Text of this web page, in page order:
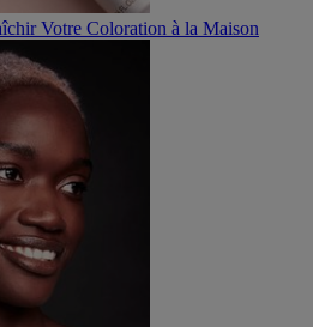
Votre Coloration à la Maison